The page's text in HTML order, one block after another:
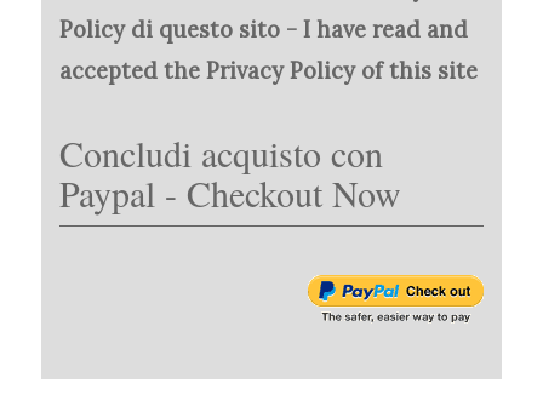
Policy di questo sito - I have read and
accepted the Privacy Policy of this site
Concludi acquisto con
Paypal - Checkout Now